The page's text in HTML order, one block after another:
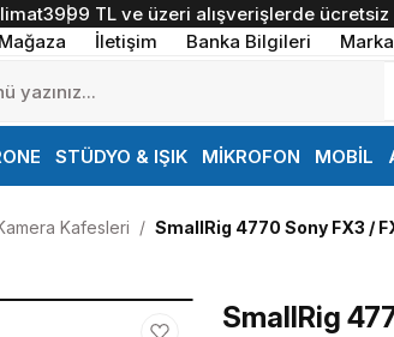
3999 TL ve üzeri alışverişlerde ücretsiz
Mağaza İletişim Banka Bilgileri
STÜDYO & IŞIK MİKROFON MOBİL
Kafesleri SmallRig 4770 Sony FX3 /
SmallRig